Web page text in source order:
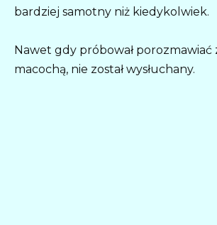
bardziej samotny niż kiedykolwiek.
Nawet gdy próbował porozmawiać
macochą, nie został wysłuchany.